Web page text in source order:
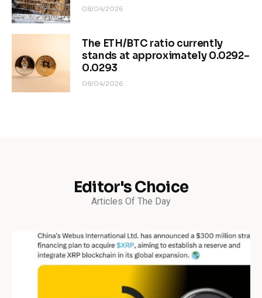
08/04/2026
The ETH/BTC ratio currently
stands at approximately 0.0292–
0.0293
08/04/2026
Editor's Choice
Articles Of The Day